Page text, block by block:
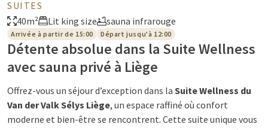
SUITES
40m²
Lit king size sauna infrarouge
Arrivée à partir de 15:00 Départ jusqu'à 12:00
Détente absolue dans la Suite Wellness
avec sauna privé à Liège
Offrez-vous un séjour d’exception dans la Suite Wellness du
Van der Valk Sélys Liège, un espace raffiné où confort
moderne et bien-être se rencontrent. Cette suite unique vous